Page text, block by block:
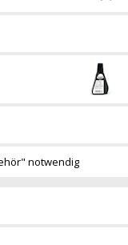
notwendig